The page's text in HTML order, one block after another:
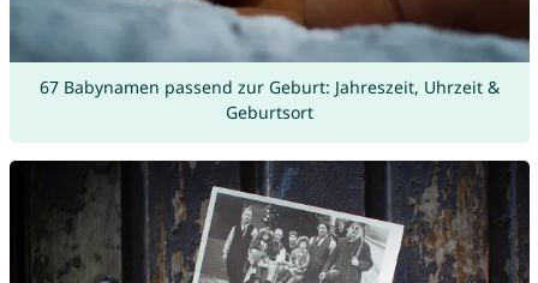
67 Babynamen passend zur Geburt: Jahreszeit, Uhrzeit &
Geburtsort